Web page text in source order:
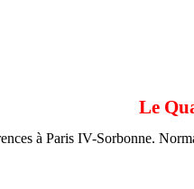
Le
à Paris IV-Sorbonne.